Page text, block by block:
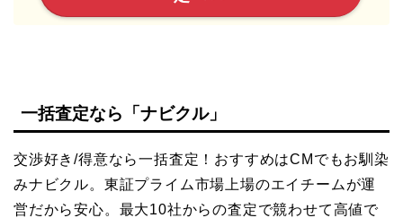
一括査定なら「ナビクル」
交渉好き/得意なら一括査定！おすすめはCMでもお馴染
みナビクル。東証プライム市場上場のエイチームが運
営だから安心。最大10社からの査定で競わせて高値で